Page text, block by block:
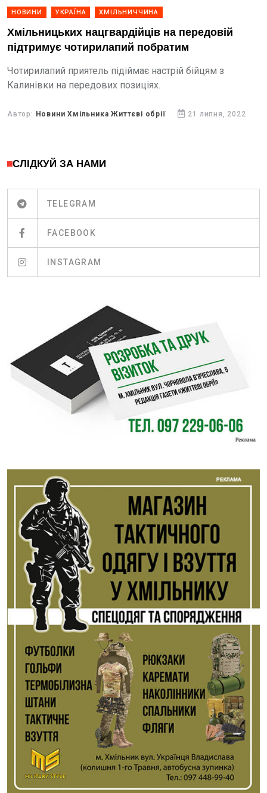
НОВИНИ УКРАЇНА ХМІЛЬНИЧЧИНА
Хмільницьких нацгвардійців на передовій
підтримує чотирилапий побратим
Чотирилапий приятель підіймає настрій бійцям з
Калинівки на передових позиціях.
Автор: Новини Хмільника Життєві обрії 21 липня, 2022
СЛІДКУЙ ЗА НАМИ
TELEGRAM
FACEBOOK
INSTAGRAM